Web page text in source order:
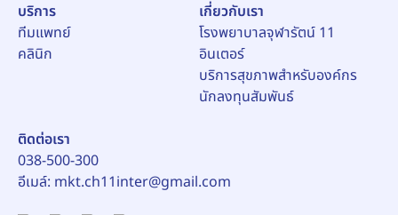
บริการ
ทีมแพทย์
คลินิก
เกี่ยวกับเรา
โรงพยาบาลจุฬารัตน์ 11
อินเตอร์
บริการสุขภาพสำหรับองค์กร
นักลงทุนสัมพันธ์
ติดต่อเรา
038-500-300
อีเมล์: mkt.ch11inter@gmail.com